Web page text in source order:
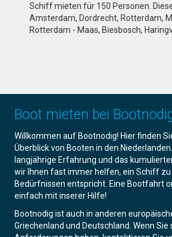
Schiff mieten für 150 Personen.
Amsterdam, Dordrecht, Rotterdam,
Rotterdam - Maas, Biesbosch,
Boot mieten bei
Willkommen auf Bootnodig! Hier finden
Überblick von Booten in den
langjährige Erfahrung und das
wir Ihnen fast immer helfen, ein Schiff zu
Bedürfnissen entspricht. Eine Bootfahrt
einfach mit inserer Hilfe!
Bootnodig ist auch in anderen
Griechenland und Deutschland. Wenn Sie